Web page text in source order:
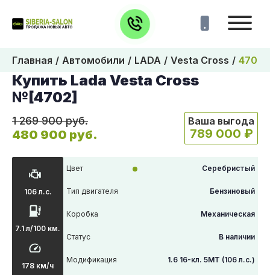
Главная Автомобили LADA Vesta Cross 4702
Купить Lada Vesta Cross
№[4702]
1 269 900 руб.
480 900 руб.
Ваша выгода
789 000 ₽
106 л.с.
7.1 л/100 км.
178 км/ч
Цвет Серебристый
Тип двигателя Бензиновый
Коробка Механическая
Статус В наличии
Модификация 1.6 16-кл. 5МТ (106 л.с.)